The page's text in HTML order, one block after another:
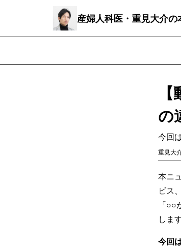
産婦人科医・重見大介
の
今回
重見大
本ニ
ビス
「
します
今回